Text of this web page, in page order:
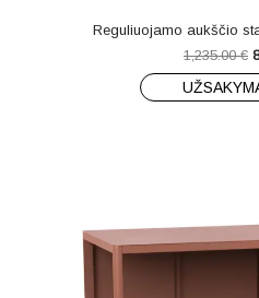
Reguliuojamo aukščio
1,235.00€